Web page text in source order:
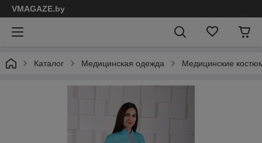
VMAGAZE.by
Каталог Медицинская одежда Медицинские